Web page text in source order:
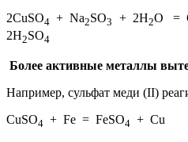
2CuSO4 + Na2SO3 + 2H2O =
2H2SO4
Более активные металлы
Например, сульфат меди (II)
CuSO4 + Fe = FeSO4 + Cu